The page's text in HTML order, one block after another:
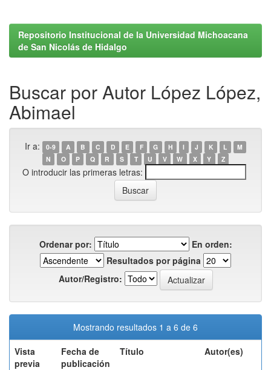
Repositorio Institucional de la Universidad Michoacana
de San Nicolás de Hidalgo
Buscar por Autor López López,
Abimael
Ir a: 0-9 A B C D E F G H I J K L
M
N
O P Q R S T U V W X Y Z
O introducir las primeras letras:
Ordenar por:
En orden:
Resultados por página
Autor/Registro:
Mostrando resultados 1 a 6 de 6
Vista
previa
Fecha de
publicación
Título Autor(es)